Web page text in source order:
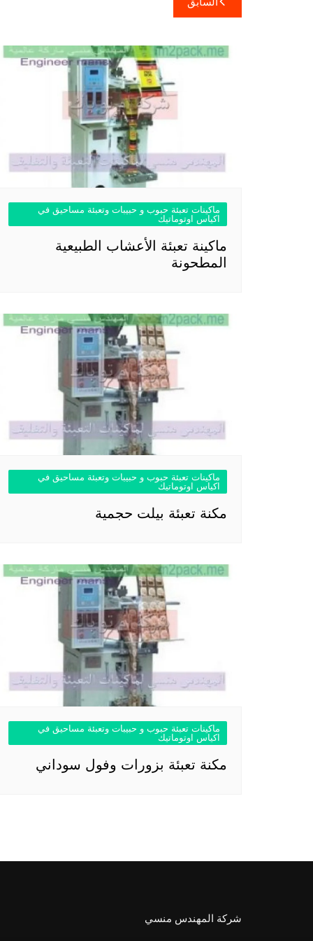
المقالات
ماكينات تعبئة حبوب و حبيبات وتعبئة مساحيق في
اكياس اوتوماتيك
ماكينة تعبئة الأعشاب الطبيعية
المطحونة
ماكينات تعبئة حبوب و حبيبات وتعبئة مساحيق في
اكياس اوتوماتيك
مكنة تعبئة بيلت حجمية
ماكينات تعبئة حبوب و حبيبات وتعبئة مساحيق في
اكياس اوتوماتيك
مكنة تعبئة بزورات وفول سوداني
شركة المهندس منسي